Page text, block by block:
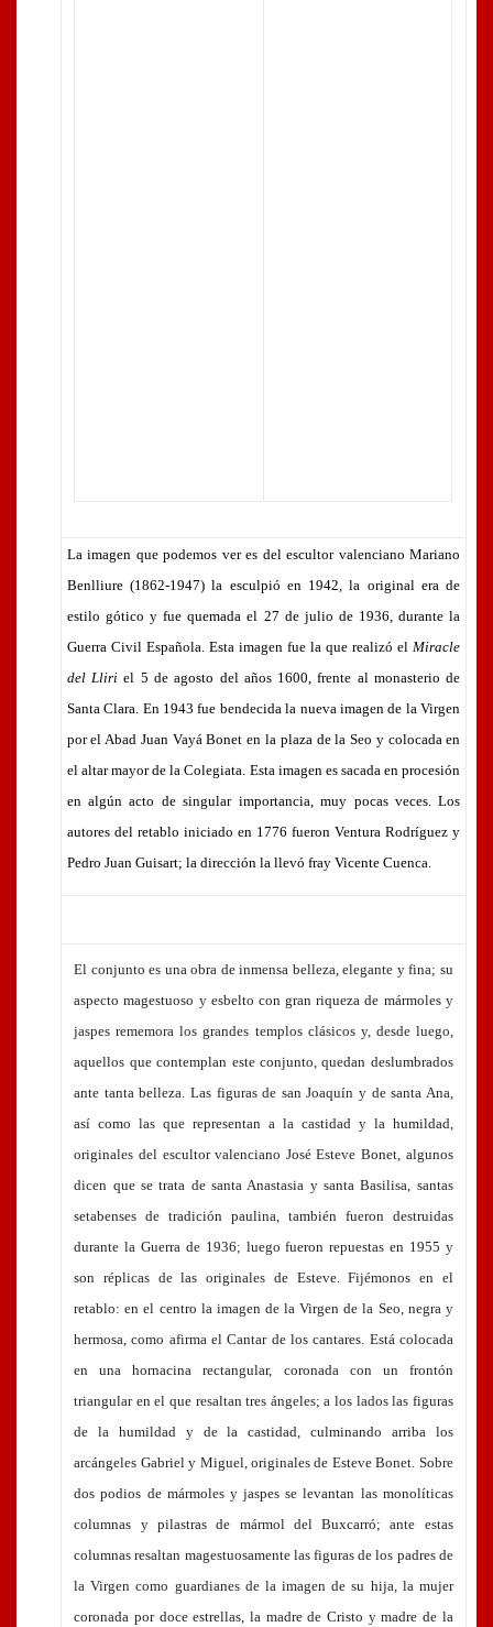
La imagen que podemos ver es del escultor valenciano Mariano
Benlliure (1862-1947) la esculpió en 1942, la original era de
estilo gótico y fue quemada el 27 de julio de 1936, durante la
Guerra Civil Española. Esta imagen fue la que realizó elMiracle
del Lliriel 5 de agosto del años 1600, frente al monasterio de
Santa Clara. En 1943 fue bendecida la nueva imagen de la Virgen
por el Abad Juan Vayá Bonet en la plaza de la Seo y colocada en
el altar mayor de la Colegiata. Esta imagen es sacada en procesión
en algún acto de singular importancia, muy pocas veces. Los
autores del retablo iniciado en 1776 fueron Ventura Rodríguez y
Pedro Juan Guisart; la dirección la llevó fray Vicente Cuenca.
El conjunto es una obra de inmensa belleza, elegante y fina; su
aspecto magestuoso y esbelto con gran riqueza de mármoles y
jaspes rememora los grandes templos clásicos y, desde luego,
aquellos que contemplan este conjunto, quedan deslumbrados
ante tanta belleza. Las figuras de san Joaquín y de santa Ana,
así como las que representan a la castidad y la humildad,
originales del escultor valenciano José Esteve Bonet, algunos
dicen que se trata de santa Anastasia y santa Basilisa, santas
setabenses de tradición paulina, también fueron destruidas
durante la Guerra de 1936; luego fueron repuestas en 1955 y
son réplicas de las originales de Esteve. Fijémonos en el
retablo: en el centro la imagen de la Virgen de la Seo, negra y
hermosa, como afirma el Cantar de los cantares. Está colocada
en una hornacina rectangular, coronada con un frontón
triangular en el que resaltan tres ángeles; a los lados las figuras
de la humildad y de la castidad, culminando arriba los
arcángeles Gabriel y Miguel, originales de Esteve Bonet. Sobre
dos podios de mármoles y jaspes se levantan las monolíticas
columnas y pilastras de mármol del Buxcarró; ante estas
columnas resaltan magestuosamente las figuras de los padres de
la Virgen como guardianes de la imagen de su hija, la mujer
coronada por doce estrellas, la madre de Cristo y madre de la